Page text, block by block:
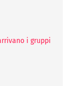
i gruppi